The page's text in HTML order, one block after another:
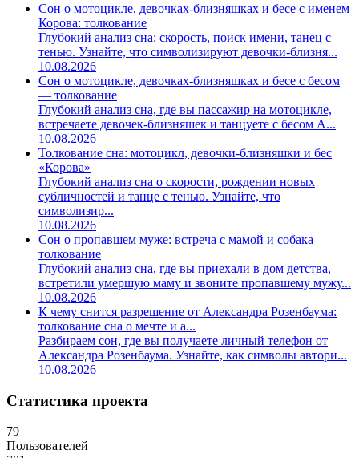
Сон о мотоцикле, девочках-близняшках и бесе с именем
Корова: толкование
Глубокий анализ сна: скорость, поиск имени, танец с
тенью. Узнайте, что символизируют девочки-близня...
10.08.2026
Сон о мотоцикле, девочках-близняшках и бесе с бесом
— толкование
Глубокий анализ сна, где вы пассажир на мотоцикле,
встречаете девочек-близняшек и танцуете с бесом А...
10.08.2026
Толкование сна: мотоцикл, девочки-близняшки и бес
«Корова»
Глубокий анализ сна о скорости, рождении новых
субличностей и танце с тенью. Узнайте, что
символизир...
10.08.2026
Сон о пропавшем муже: встреча с мамой и собака —
толкование
Глубокий анализ сна, где вы приехали в дом детства,
встретили умершую маму и звоните пропавшему мужу...
10.08.2026
К чему снится разрешение от Александра Розенбаума:
толкование сна о мечте и а...
Разбираем сон, где вы получаете личный телефон от
Александра Розенбаума. Узнайте, как символы автори...
10.08.2026
Статистика проекта
79
Пользователей